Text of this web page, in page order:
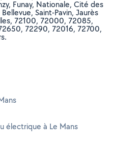
Funay, Nationale, Cité des
Saint-Pavin, Jaurès
72100, 72000, 72085,
72290, 72016, 72700,
électrique à Le Mans